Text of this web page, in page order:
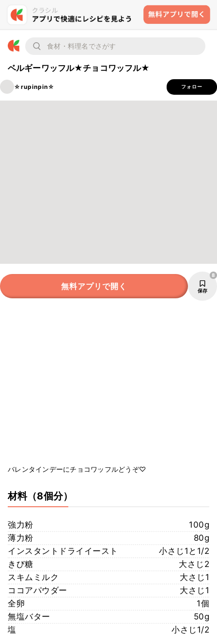
ベルギーワッフル★チョコワッフル★
☆rupinpin☆ フォロー
無料アプリで開く 保存
8
バレンタインデーにチョコワッフルどうぞ♡
材料（8個分）
強力粉
100g
薄力粉
80g
インスタントドライイースト
小さじ1と1/2
きび糖
大さじ2
スキムミルク
大さじ1
ココアパウダー
大さじ1
全卵
1個
無塩バター
50g
塩
小さじ1/2